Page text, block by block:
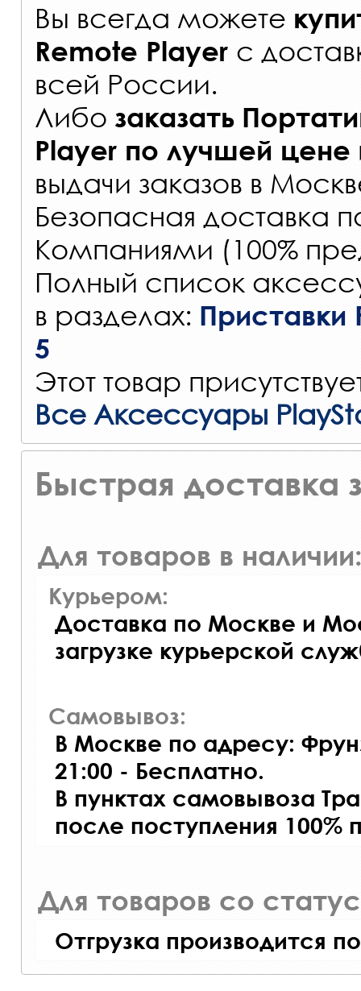
Вы всегда можете
Remote Player с
всей России.
Либо заказать
Player по лучшей цене
выдачи заказов в
Безопасная доставка
Компаниями (100%
Полный список
в разделах: Приставки
5
Этот товар
Все Аксессуары
Быстрая доставка
Для товаров в
Курьером:
Доставка по Москве и
загрузке курьерской
Самовывоз:
В Москве по адресу:
21:00 - Бесплатно.
В пунктах самовывоза
после поступления
Для товаров со
Отгрузка производится